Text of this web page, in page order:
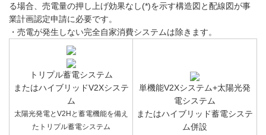
る場合、売電量の押し上げ効果なし(*)を示す構造図と配線図が事
業計画認定申請に必要です。
・売電が発生しない完全自家消費システムは除きます。
トリプル蓄電システム
またはハイブリッドV2Xシステ
ム
太陽光発電とV2Hと蓄電機能を備え
たトリプル蓄電システム
単機能V2Xシステム+太陽光発
電システム
またはハイブリッド蓄電システ
ム併設